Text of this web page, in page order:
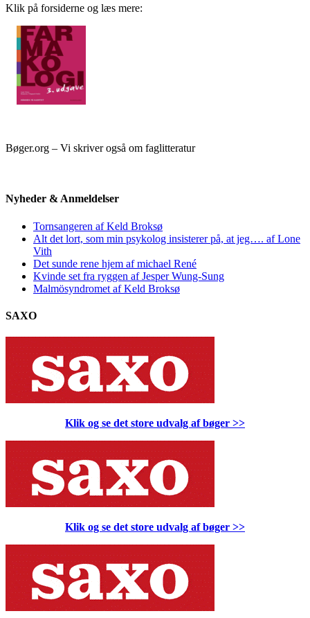
Klik på forsiderne og læs mere:
Bøger.org – Vi skriver også om faglitteratur
Nyheder & Anmeldelser
Tornsangeren af Keld Broksø
Alt det lort, som min psykolog insisterer på, at jeg…. af Lone
Vith
Det sunde rene hjem af michael René
Kvinde set fra ryggen af Jesper Wung-Sung
Malmösyndromet af Keld Broksø
SAXO
Klik og se det store udvalg af bøger >>
Klik og se det store udvalg af bøger >>